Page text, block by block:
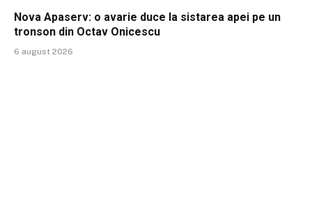
Nova Apaserv: o avarie duce la sistarea apei pe un
tronson din Octav Onicescu
6 august 2026